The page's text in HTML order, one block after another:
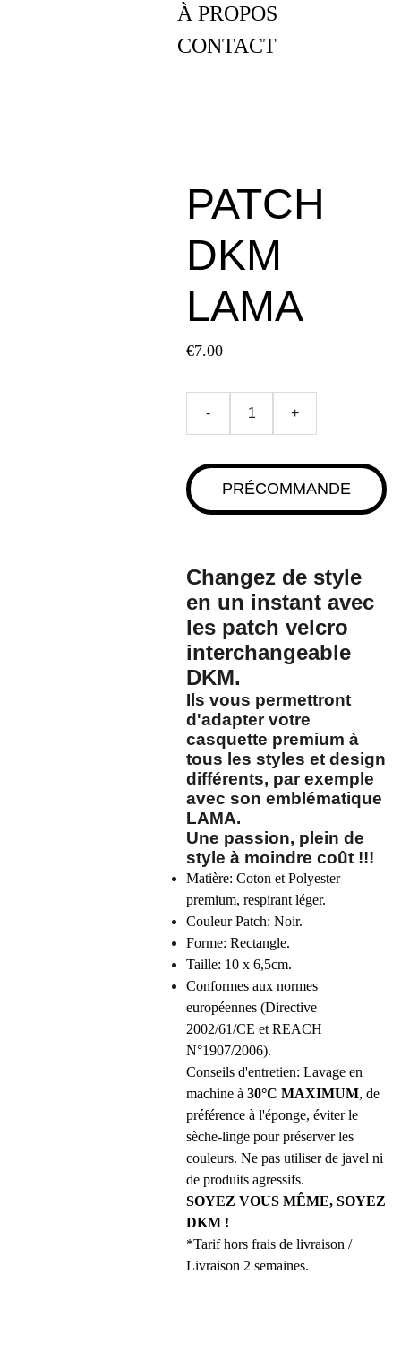
À PROPOS
CONTACT
PATCH
DKM
LAMA
€7.00
- +
PRÉCOMMANDE
Changez de style
en un instant avec
les patch velcro
interchangeable
DKM.
Ils vous permettront
d'adapter votre
casquette premium à
tous les styles et design
différents, par exemple
avec son emblématique
LAMA.
Une passion, plein de
style à moindre coût !!!
Matière: Coton et Polyester
premium, respirant léger.
Couleur Patch: Noir.
Forme: Rectangle.
Taille: 10 x 6,5cm.
Conformes aux normes
européennes (Directive
2002/61/CE et REACH
N°1907/2006).
Conseils d'entretien: Lavage en
machine à 30°C MAXIMUM, de
préférence à l'éponge, éviter le
sèche-linge pour préserver les
couleurs. Ne pas utiliser de javel ni
de produits agressifs.
SOYEZ VOUS MÊME, SOYEZ
DKM !
*Tarif hors frais de livraison /
Livraison 2 semaines.